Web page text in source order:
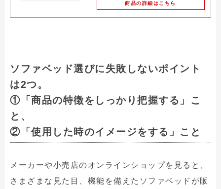
商品の詳細はこちら
ソファベッド選びに失敗しないポイント
は2つ。
①「商品の特徴をしっかり把握する」こ
と、
②「使用した時のイメージをする」こと
メーカーや小売店のオンラインショップを見ると、
さまざまな見た目、機能を備えたソファベッドが販